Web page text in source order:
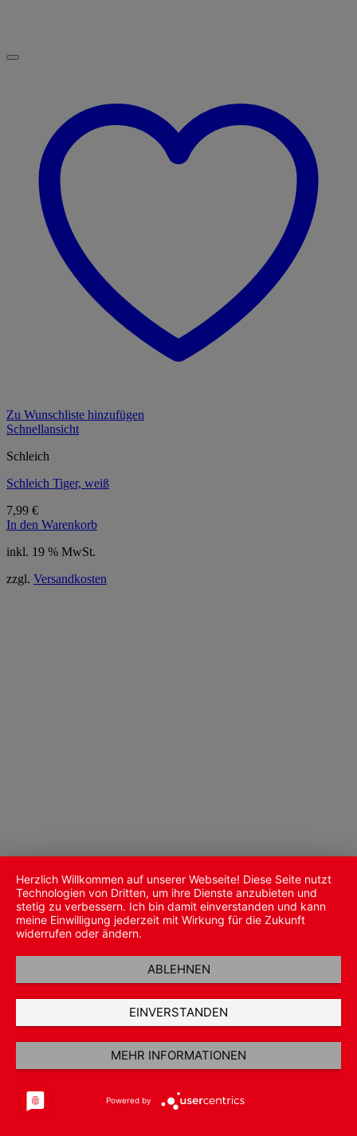
Zu Wunschliste hinzufügen
Schnellansicht
Schleich
Schleich Tiger, weiß
7,99 €
In den Warenkorb
inkl. 19 % MwSt.
zzgl. Versandkosten
Herzlich Willkommen auf unserer Webseite! Diese Seite nutzt
Technologien von Dritten, um ihre Dienste anzubieten und
stetig zu verbessern. Ich bin damit einverstanden und kann
meine Einwilligung jederzeit mit Wirkung für die Zukunft
widerrufen oder ändern.
ABLEHNEN
EINVERSTANDEN
MEHR INFORMATIONEN
Powered by